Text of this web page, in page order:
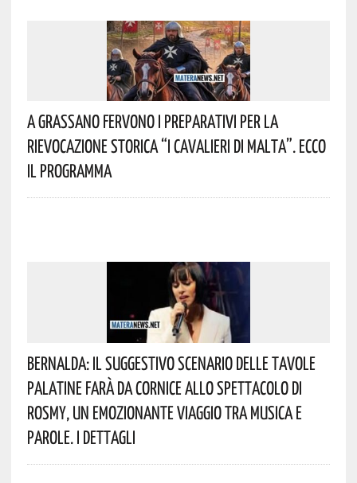
A Grassano Fervono I Preparativi Per La
Rievocazione Storica “I CAVALIERI DI MALTA”. Ecco
Il Programma
Bernalda: Il Suggestivo Scenario Delle Tavole
Palatine Farà Da Cornice Allo Spettacolo Di
Rosmy, Un Emozionante Viaggio Tra Musica E
Parole. I Dettagli